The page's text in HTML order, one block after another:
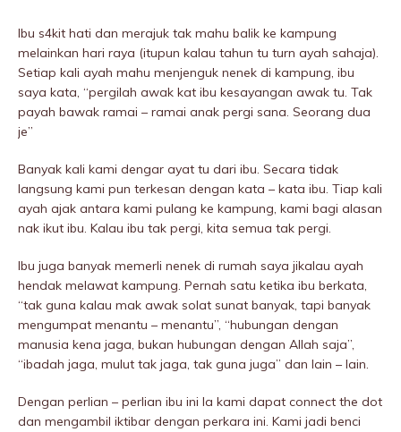
Ibu s4kit hati dan merajuk tak mahu balik ke kampung
melainkan hari raya (itupun kalau tahun tu turn ayah sahaja).
Setiap kali ayah mahu menjenguk nenek di kampung, ibu
saya kata, “pergiIah awak kat ibu kesayangan awak tu. Tak
payah bawak ramai – ramai anak pergi sana. Seorang dua
je”
Banyak kali kami dengar ayat tu dari ibu. Secara tidak
langsung kami pun terkesan dengan kata – kata ibu. Tiap kali
ayah ajak antara kami pulang ke kampung, kami bagi alasan
nak ikut ibu. Kalau ibu tak pergi, kita semua tak pergi.
Ibu juga banyak memerli nenek di rumah saya jikalau ayah
hendak melawat kampung. Pernah satu ketika ibu berkata,
“tak guna kalau mak awak solat sunat banyak, tapi banyak
mengumpat menantu – menantu”, “hubungan dengan
manusia kena jaga, bukan hubungan dengan Allah saja”,
“ibadah jaga, mulut tak jaga, tak guna juga” dan lain – lain.
Dengan perlian – perlian ibu ini la kami dapat connect the dot
dan mengambil iktibar dengan perkara ini. Kami jadi benci